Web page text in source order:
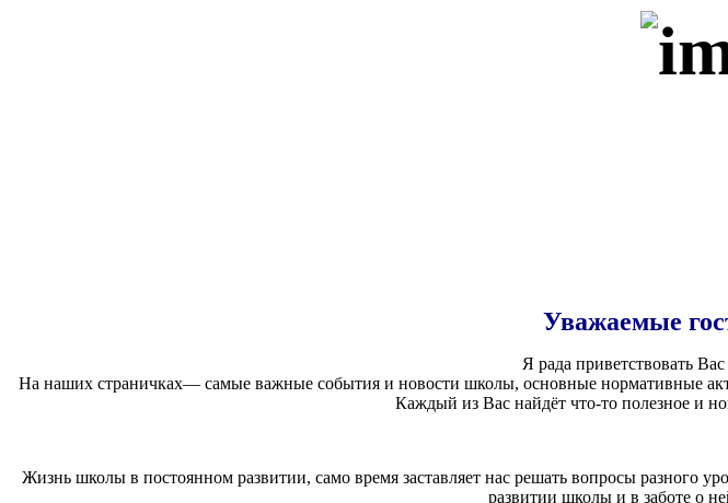
Уважаемые
Я рада приветствовать
На наших страничках— самые важные события и новости школы, основные нормативные
Каждый из Вас найдёт что-то полезное и
Жизнь школы в постоянном развитии, само время заставляет нас решать вопросы разного
развитии школы и в заботе о